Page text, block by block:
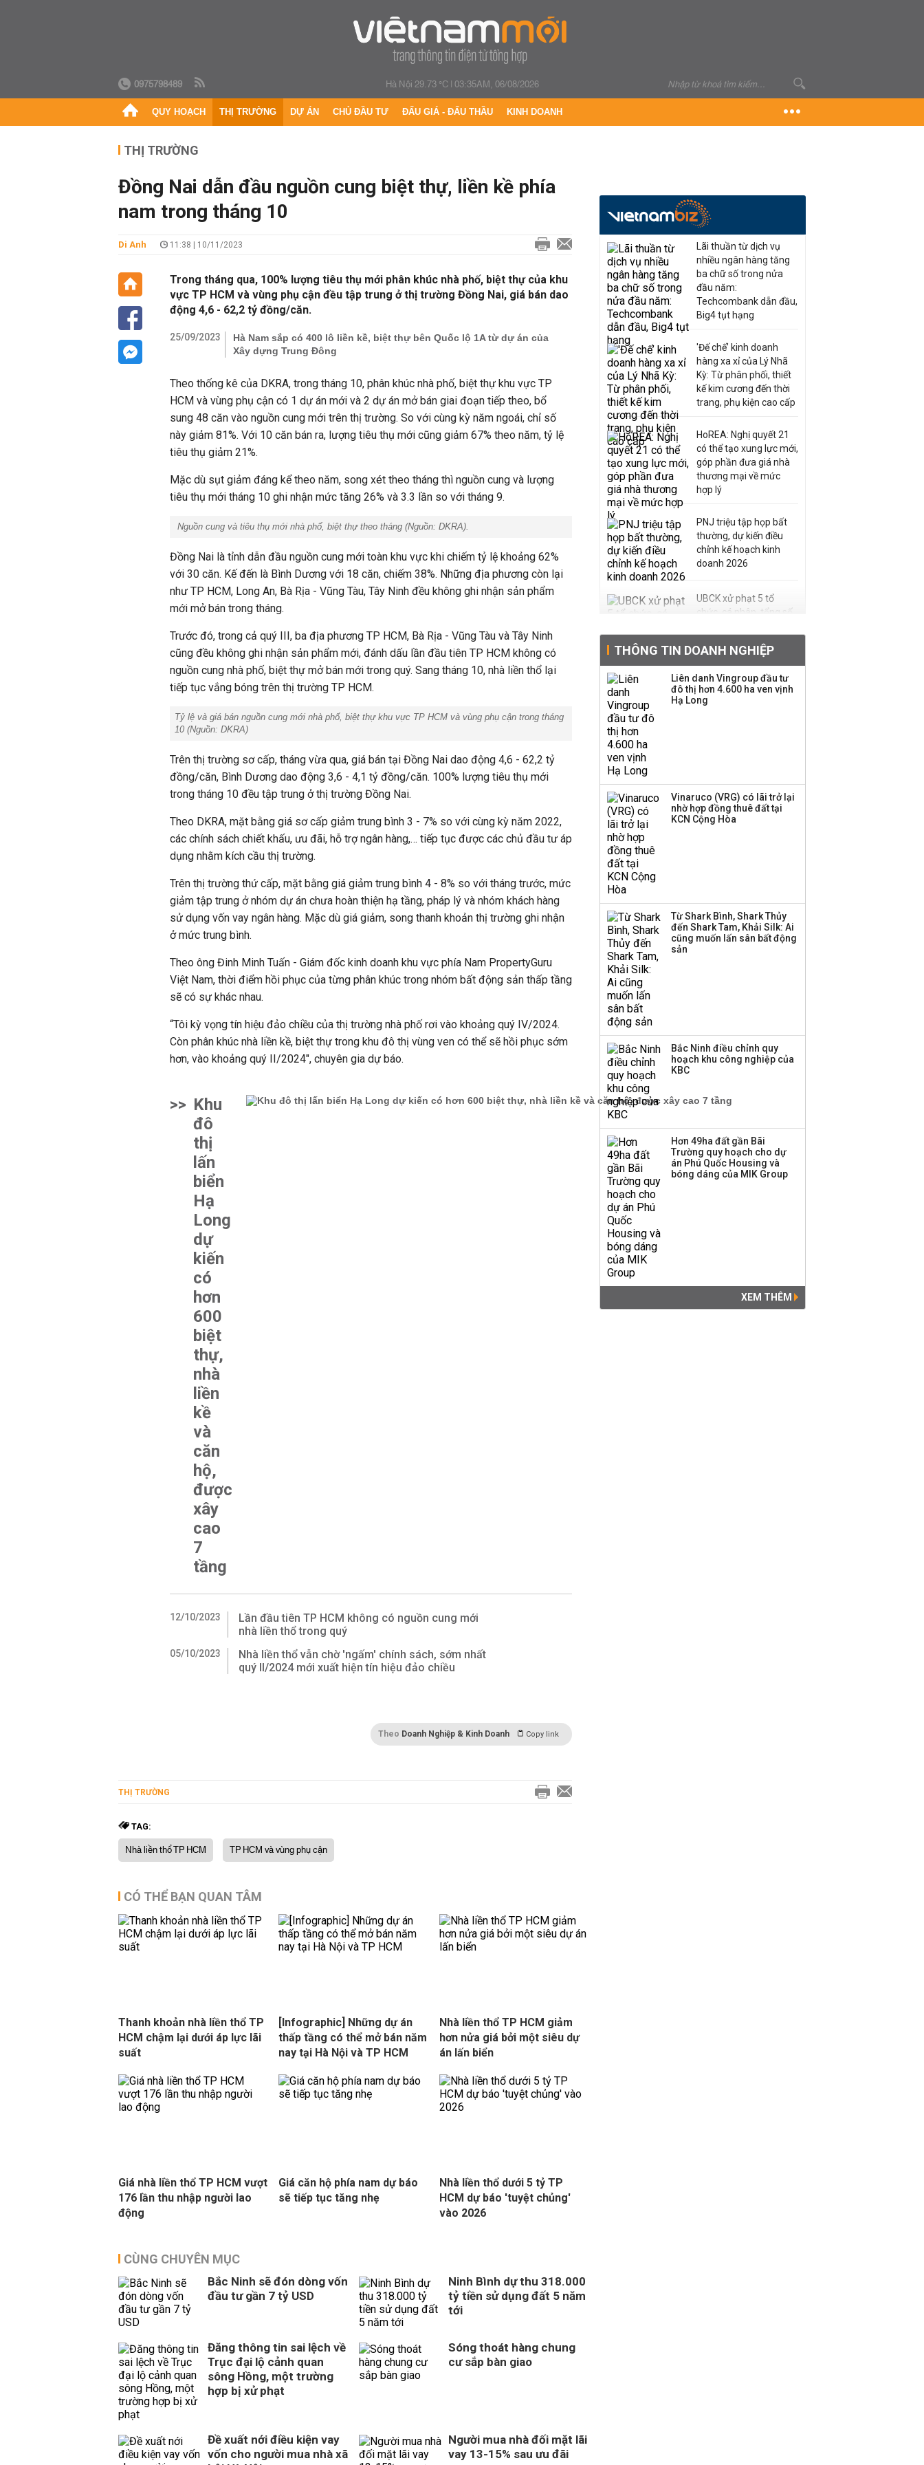
0975798489 Hà Nội 29.73 °C|03:35AM, 06/08/2026
QUY HOẠCH THỊ TRƯỜNG DỰ ÁN CHỦ ĐẦU TƯ ĐẤU GIÁ - ĐẤU THẦU KINH DOANH
THỊ TRƯỜNG
Đồng Nai dẫn đầu nguồn cung biệt thự, liền kề phía
nam trong tháng 10
Di Anh 11:38 | 10/11/2023
Trong tháng qua, 100% lượng tiêu thụ mới phân khúc nhà phố, biệt thự của khu
vực TP HCM và vùng phụ cận đều tập trung ở thị trường Đồng Nai, giá bán dao
động 4,6 - 62,2 tỷ đồng/căn.
25/09/2023
Hà Nam sắp có 400 lô liền kề, biệt thự bên Quốc lộ 1A từ dự án của
Xây dựng Trung Đông
Theo thống kê của DKRA, trong tháng 10, phân khúc nhà phố, biệt thự khu vực TP
HCM và vùng phụ cận có 1 dự án mới và 2 dự án mở bán giai đoạn tiếp theo, bổ
sung 48 căn vào nguồn cung mới trên thị trường. So với cùng kỳ năm ngoái, chỉ số
này giảm 81%. Với 10 căn bán ra, lượng tiêu thụ mới cũng giảm 67% theo năm, tỷ lệ
tiêu thụ giảm 21%.
Mặc dù sụt giảm đáng kể theo năm, song xét theo tháng thì nguồn cung và lượng
tiêu thụ mới tháng 10 ghi nhận mức tăng 26% và 3.3 lần so với tháng 9.
Nguồn cung và tiêu thụ mới nhà phố, biệt thự theo tháng (Nguồn: DKRA).
Đồng Nai là tỉnh dẫn đầu nguồn cung mới toàn khu vực khi chiếm tỷ lệ khoảng 62%
với 30 căn. Kế đến là Bình Dương với 18 căn, chiếm 38%. Những địa phương còn lại
như TP HCM, Long An, Bà Rịa - Vũng Tàu, Tây Ninh đều không ghi nhận sản phẩm
mới mở bán trong tháng.
Trước đó, trong cả quý III, ba địa phương TP HCM, Bà Rịa - Vũng Tàu và Tây Ninh
cũng đều không ghi nhận sản phẩm mới, đánh dấu lần đầu tiên TP HCM không có
nguồn cung nhà phố, biệt thự mở bán mới trong quý. Sang tháng 10, nhà liền thổ lại
tiếp tục vắng bóng trên thị trường TP HCM.
Tỷ lệ và giá bán nguồn cung mới nhà phố, biệt thự khu vực TP HCM và vùng phụ cận trong tháng
10 (Nguồn: DKRA)
Trên thị trường sơ cấp, tháng vừa qua, giá bán tại Đồng Nai dao động 4,6 - 62,2 tỷ
đồng/căn, Bình Dương dao động 3,6 - 4,1 tỷ đồng/căn. 100% lượng tiêu thụ mới
trong tháng 10 đều tập trung ở thị trường Đồng Nai.
Theo DKRA, mặt bằng giá sơ cấp giảm trung bình 3 - 7% so với cùng kỳ năm 2022,
các chính sách chiết khấu, ưu đãi, hỗ trợ ngân hàng,… tiếp tục được các chủ đầu tư áp
dụng nhằm kích cầu thị trường.
Trên thị trường thứ cấp, mặt bằng giá giảm trung bình 4 - 8% so với tháng trước, mức
giảm tập trung ở nhóm dự án chưa hoàn thiện hạ tầng, pháp lý và nhóm khách hàng
sử dụng vốn vay ngân hàng. Mặc dù giá giảm, song thanh khoản thị trường ghi nhận
ở mức trung bình.
Theo ông Đinh Minh Tuấn - Giám đốc kinh doanh khu vực phía Nam PropertyGuru
Việt Nam, thời điểm hồi phục của từng phân khúc trong nhóm bất động sản thấp tầng
sẽ có sự khác nhau.
“Tôi kỳ vọng tín hiệu đảo chiều của thị trường nhà phố rơi vào khoảng quý IV/2024.
Còn phân khúc nhà liền kề, biệt thự trong khu đô thị vùng ven có thể sẽ hồi phục sớm
hơn, vào khoảng quý II/2024", chuyên gia dự báo.
>> Khu
đô
thị
lấn
biển
Hạ
Long
dự
kiến
có
hơn
600
biệt
thự,
nhà
liền
kề
và
căn
hộ,
được
xây
cao
7
tầng
12/10/2023
Lần đầu tiên TP HCM không có nguồn cung mới
nhà liền thổ trong quý
05/10/2023
Nhà liền thổ vẫn chờ 'ngấm' chính sách, sớm nhất
quý II/2024 mới xuất hiện tín hiệu đảo chiều
Theo Doanh Nghiệp & Kinh Doanh Copy link
THỊ TRƯỜNG
TAG:
Nhà liền thổ TP HCM TP HCM và vùng phụ cận
CÓ THỂ BẠN QUAN TÂM
Thanh khoản nhà liền thổ TP
HCM chậm lại dưới áp lực lãi
suất
[Infographic] Những dự án
thấp tầng có thể mở bán năm
nay tại Hà Nội và TP HCM
Nhà liền thổ TP HCM giảm
hơn nửa giá bởi một siêu dự
án lấn biển
Giá nhà liền thổ TP HCM vượt
176 lần thu nhập người lao
động
Giá căn hộ phía nam dự báo
sẽ tiếp tục tăng nhẹ
Nhà liền thổ dưới 5 tỷ TP
HCM dự báo 'tuyệt chủng'
vào 2026
CÙNG CHUYÊN MỤC
Bắc Ninh sẽ đón dòng vốn
đầu tư gần 7 tỷ USD
Ninh Bình dự thu 318.000
tỷ tiền sử dụng đất 5 năm
tới
Đăng thông tin sai lệch về
Trục đại lộ cảnh quan
sông Hồng, một trường
hợp bị xử phạt
Sóng thoát hàng chung
cư sắp bàn giao
Đề xuất nới điều kiện vay
vốn cho người mua nhà xã
Người mua nhà đối mặt lãi
vay 13-15% sau ưu đãi
Lãi thuần từ dịch vụ
nhiều ngân hàng tăng
ba chữ số trong nửa
đầu năm:
Techcombank dẫn đầu,
Big4 tụt hạng
'Đế chế’ kinh doanh
hàng xa xỉ của Lý Nhã
Kỳ: Từ phân phối, thiết
kế kim cương đến thời
trang, phụ kiện cao cấp
HoREA: Nghị quyết 21
có thể tạo xung lực mới,
góp phần đưa giá nhà
thương mại về mức
hợp lý
PNJ triệu tập họp bất
thường, dự kiến điều
chỉnh kế hoạch kinh
doanh 2026
UBCK xử phạt 5 tổ
chức, cá nhân, tổng số
Kinh Bắc dự kiến cho
thuê tối thiểu 100 ha
đất công nghiệp trong
doanh nghiệp Mỹ
Keppel ký thỏa thuận
Sacombank phát hành
ba đợt trái phiếu thu về
hơn 3.600 tỷ, lãi suất
trả lên tới 10%/năm
THÔNG TIN DOANH NGHIỆP
Liên danh Vingroup đầu tư
đô thị hơn 4.600 ha ven vịnh
Hạ Long
Vinaruco (VRG) có lãi trở lại
nhờ hợp đồng thuê đất tại
KCN Cộng Hòa
Từ Shark Bình, Shark Thủy
đến Shark Tam, Khải Silk: Ai
cũng muốn lấn sân bất động
sản
Bắc Ninh điều chỉnh quy
hoạch khu công nghiệp của
KBC
Hơn 49ha đất gần Bãi
Trường quy hoạch cho dự
án Phú Quốc Housing và
bóng dáng của MIK Group
XEM THÊM